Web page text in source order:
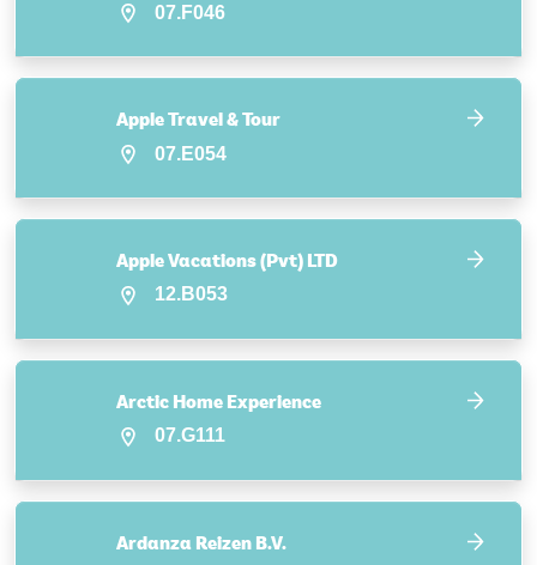
07.F046
Apple Travel & Tour
07.E054
Apple Vacations (Pvt) LTD
12.B053
Arctic Home Experience
07.G111
Ardanza Reizen B.V.